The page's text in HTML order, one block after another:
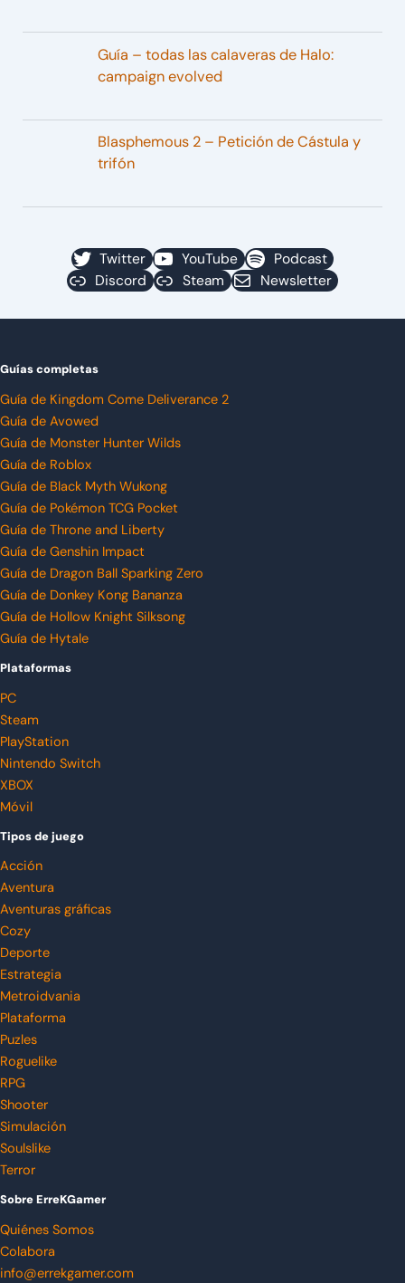
Guía – todas las calaveras de Halo:
campaign evolved
Blasphemous 2 – Petición de Cástula y
trifón
Twitter YouTube
Podcast
Discord
Steam Newsletter
Guías completas
Guía de Kingdom Come Deliverance 2
Guía de Avowed
Guía de Monster Hunter Wilds
Guía de Roblox
Guía de Black Myth Wukong
Guía de Pokémon TCG Pocket
Guía de Throne and Liberty
Guía de Genshin Impact
Guía de Dragon Ball Sparking Zero
Guía de Donkey Kong Bananza
Guía de Hollow Knight Silksong
Guía de Hytale
Plataformas
PC
Steam
PlayStation
Nintendo Switch
XBOX
Móvil
Tipos de juego
Acción
Aventura
Aventuras gráficas
Cozy
Deporte
Estrategia
Metroidvania
Plataforma
Puzles
Roguelike
RPG
Shooter
Simulación
Soulslike
Terror
Sobre ErreKGamer
Quiénes Somos
Colabora
info@errekgamer.com